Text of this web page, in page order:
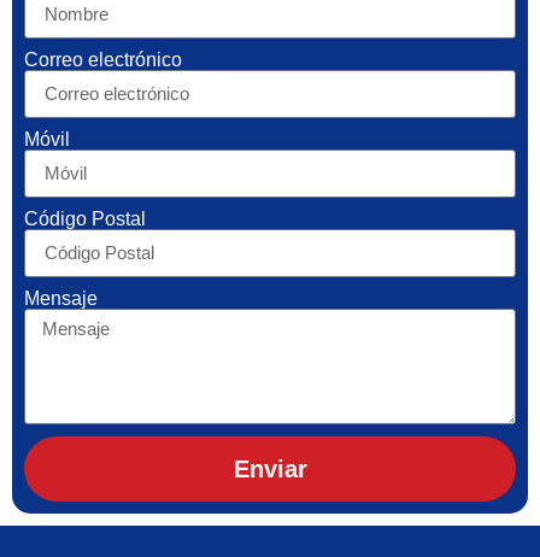
Correo electrónico
Móvil
Código Postal
Mensaje
Enviar